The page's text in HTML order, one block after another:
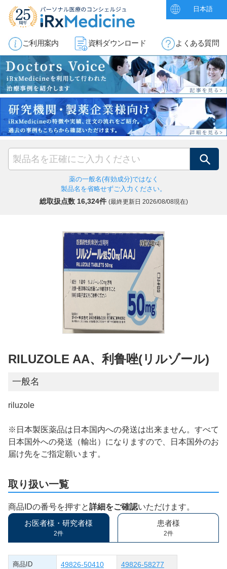
日本語
ご利用案内 資料ダウンロード よくある質問
検索
薬の一般名(有効成分)ではなく
製品名を省略せずご入力ください。
総取扱点数 16,324件 (最終更新日 2026/08/08現在)
RILUZOLE AA、利鲁唑(リルゾール)
一般名
riluzole
※日本製医薬品は日本国内への発送は出来ません。すべて
日本国外への発送（輸出）になりますので、日本国外のお
届け先をご指定願います。
取り扱い一覧
商品IDの番号を押すと詳細をご確認いただけます。
お医者様・研究者様
2件
患者様
2件
商品ID 49826-50410 49826-58277